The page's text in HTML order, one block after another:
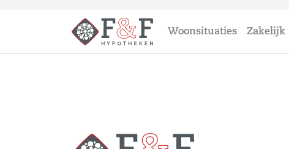
Woonsituaties Zakelijk